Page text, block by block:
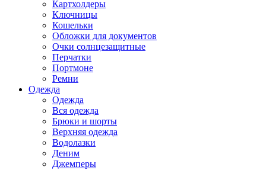
Картхолдеры
Ключницы
Кошельки
Обложки для документов
Очки солнцезащитные
Перчатки
Портмоне
Ремни
Одежда
Одежда
Вся одежда
Брюки и шорты
Верхняя одежда
Водолазки
Деним
Джемперы